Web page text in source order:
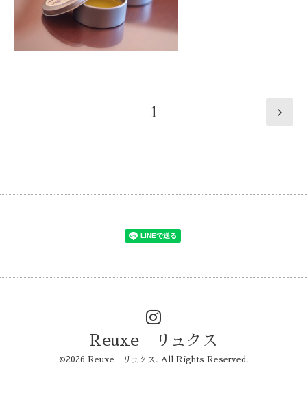
1
Reuxe リュクス
©2026 Reuxe リュクス . All Rights Reserved.